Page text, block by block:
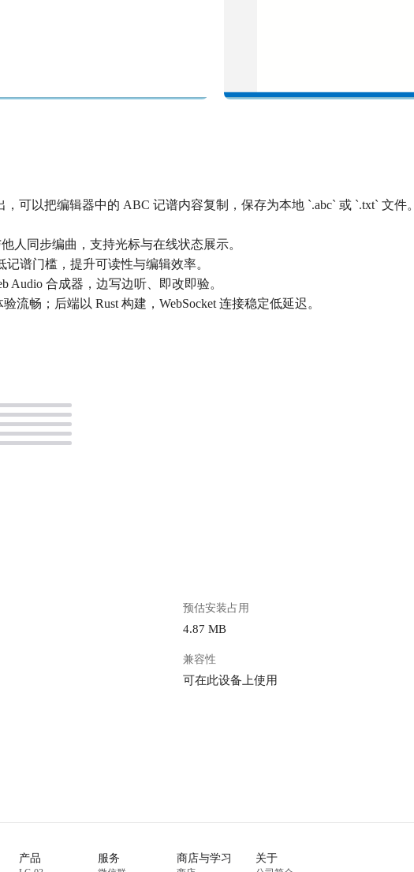
可以把编辑器中的 ABC 记谱内容复制，保存为本地 ‎`.abc` 或 ‎`.txt` 文件。
人同步编曲，支持光标与在线状态展示。
谱门槛，提升可读性与编辑效率。
Audio 合成器，边写边听、即改即验。
流畅；后端以 Rust 构建，WebSocket 连接稳定低延迟。
预估安装占用
4.87 MB
兼容性
可在此设备上使用
产品 服务 商店与学习 关于